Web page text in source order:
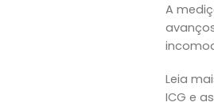
A
Leia
ICG e